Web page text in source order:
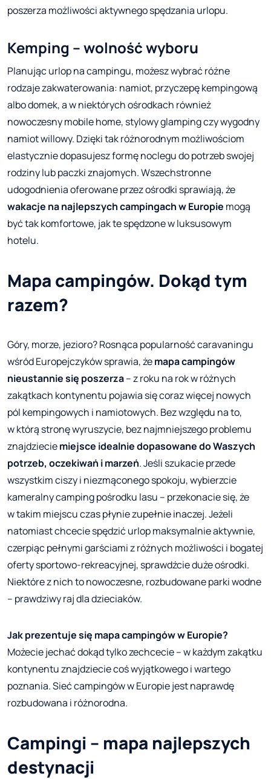
poszerza możliwości aktywnego spędzania urlopu.
Kemping – wolność wyboru
Planując urlop na campingu, możesz wybrać różne
rodzaje zakwaterowania: namiot, przyczepę kempingową
albo domek, a w niektórych ośrodkach również
nowoczesny mobile home, stylowy glamping czy wygodny
namiot willowy. Dzięki tak różnorodnym możliwościom
elastycznie dopasujesz formę noclegu do potrzeb swojej
rodziny lub paczki znajomych. Wszechstronne
udogodnienia oferowane przez ośrodki sprawiają, że
wakacje na najlepszych campingach w Europie mogą
być tak komfortowe, jak te spędzone w luksusowym
hotelu.
Mapa campingów. Dokąd tym
razem?
Góry, morze, jezioro? Rosnąca popularność caravaningu
wśród Europejczyków sprawia, żemapa campingów
nieustannie się poszerza– z roku na rok w różnych
zakątkach kontynentu pojawia się coraz więcej nowych
pól kempingowych i namiotowych. Bez względu na to,
w którą stronę wyruszycie, bez najmniejszego problemu
znajdzieciemiejsce idealnie dopasowane do Waszych
potrzeb, oczekiwań i marzeń. Jeśli szukacie przede
wszystkim ciszy i niezmąconego spokoju, wybierzcie
kameralny camping pośrodku lasu – przekonacie się, że
w takim miejscu czas płynie zupełnie inaczej. Jeżeli
natomiast chcecie spędzić urlop maksymalnie aktywnie,
czerpiąc pełnymi garściami z różnych możliwości i bogatej
oferty sportowo-rekreacyjnej, sprawdźcie duże ośrodki.
Niektóre z nich to nowoczesne, rozbudowane parki wodne
– prawdziwy raj dla dzieciaków.
Jak prezentuje się mapa campingów w Europie?
Możecie jechać dokąd tylko zechcecie – w każdym zakątku
kontynentu znajdziecie coś wyjątkowego i wartego
poznania. Sieć campingów w Europie jest naprawdę
rozbudowana i różnorodna.
Campingi – mapa najlepszych
destynacji